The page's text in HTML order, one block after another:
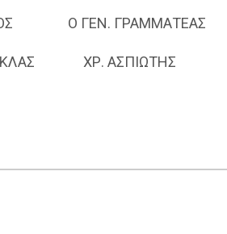
Ο ΓΕΝ. ΓΡΑΜΜΑΤΕΑΣ
ΧΡ. ΑΣΠΙΩΤΗΣ